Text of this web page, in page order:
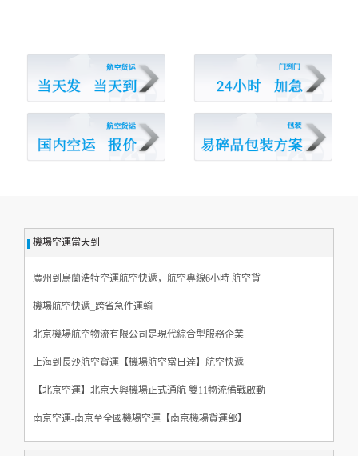
機場空運當天到
廣州到烏蘭浩特空運航空快遞，航空專線6小時 航空貨
機場航空快遞_跨省急件運輸
北京機場航空物流有限公司是現代綜合型服務企業
上海到長沙航空貨運【機場航空當日達】航空快遞
【北京空運】北京大興機場正式通航 雙11物流備戰啟動
南京空運-南京至全國機場空運【南京機場貨運部】